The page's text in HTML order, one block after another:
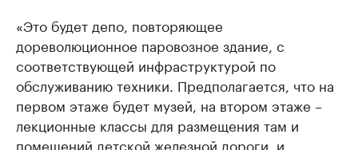
«Это будет депо, повторяющее
дореволюционное паровозное здание, с
соответствующей инфраструктурой по
обслуживанию техники. Предполагается, что на
первом этаже будет музей, на втором этаже –
лекционные классы для размещения там и
помещений детской железной дороги, и